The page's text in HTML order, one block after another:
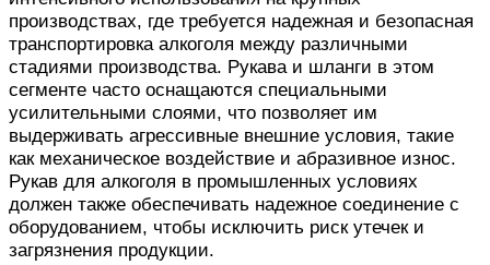
производствах, где требуется надежная и безопасная
транспортировка алкоголя между различными
стадиями производства. Рукава и шланги в этом
сегменте часто оснащаются специальными
усилительными слоями, что позволяет им
выдерживать агрессивные внешние условия, такие
как механическое воздействие и абразивное износ.
Рукав для алкоголя в промышленных условиях
должен также обеспечивать надежное соединение с
оборудованием, чтобы исключить риск утечек и
загрязнения продукции.